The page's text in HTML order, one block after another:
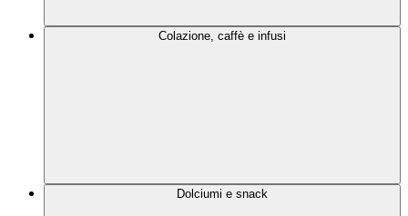
Colazione, caffè e infusi
Dolciumi e snack